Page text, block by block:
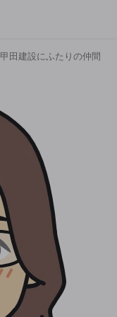
甲田建設にふたりの仲間